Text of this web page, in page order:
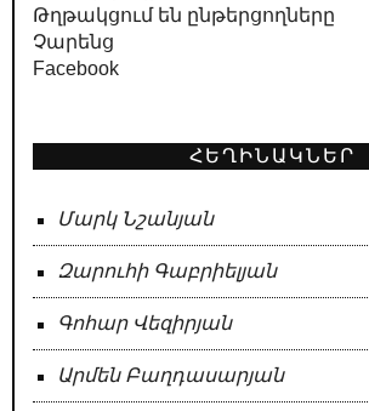
Թղթակցում են ընթերցողները
Չարենց
Facebook
ՀԵՂԻՆԱԿՆԵՐ
Մարկ Նշանյան
Զարուհի Գաբրիելյան
Գոհար Վեզիրյան
Արմեն Բաղդասարյան